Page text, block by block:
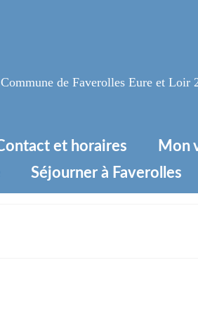
de Faverolles Eure et Loir
et horaires Mon
Séjourner à Faverolles